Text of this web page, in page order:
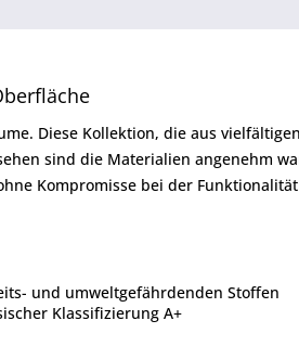
Diese Kollektion, die aus
sind die Materialien angenehm
Kompromisse bei der
und umweltgefährdenden Stoffen
Klassifizierung A+